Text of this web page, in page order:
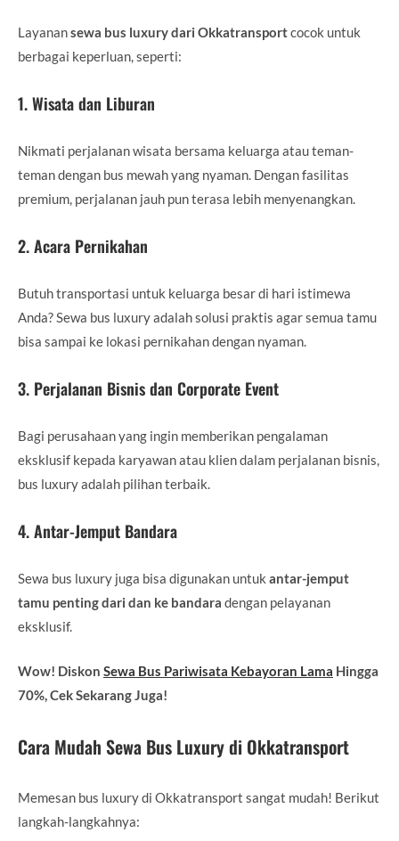
Layanansewa bus luxury dari Okkatransportcocok untuk
berbagai keperluan, seperti:
1. Wisata dan Liburan
Nikmati perjalanan wisata bersama keluarga atau teman-
teman dengan bus mewah yang nyaman. Dengan fasilitas
premium, perjalanan jauh pun terasa lebih menyenangkan.
2. Acara Pernikahan
Butuh transportasi untuk keluarga besar di hari istimewa
Anda? Sewa bus luxury adalah solusi praktis agar semua tamu
bisa sampai ke lokasi pernikahan dengan nyaman.
3. Perjalanan Bisnis dan Corporate Event
Bagi perusahaan yang ingin memberikan pengalaman
eksklusif kepada karyawan atau klien dalam perjalanan bisnis,
bus luxury adalah pilihan terbaik.
4. Antar-Jemput Bandara
Sewa bus luxury juga bisa digunakan untuk antar-jemput
tamu penting dari dan ke bandara dengan pelayanan
eksklusif.
Wow! Diskon Sewa Bus Pariwisata Kebayoran Lama Hingga
70%, Cek Sekarang Juga!
Cara Mudah Sewa Bus Luxury di Okkatransport
Memesan bus luxury di Okkatransport sangat mudah! Berikut
langkah-langkahnya: